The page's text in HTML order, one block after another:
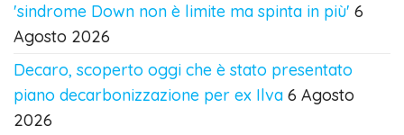
'sindrome Down non è limite ma spinta in più' 6
Agosto 2026
Decaro, scoperto oggi che è stato presentato
piano decarbonizzazione per ex Ilva 6 Agosto
2026